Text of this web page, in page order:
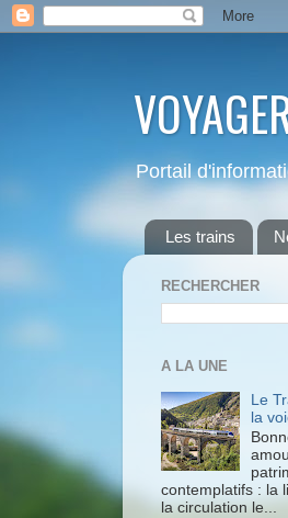
Portail
Les trains
RECHERCHER
A LA UNE
Le
la
contemplatifs : la
la circulation le...